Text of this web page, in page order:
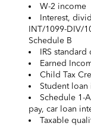
W-2 income
Interest,
INT/1099-DIV/
Schedule B
IRS
Earned
Child Tax
Student
Schedule 1-
pay, car loan
Taxable